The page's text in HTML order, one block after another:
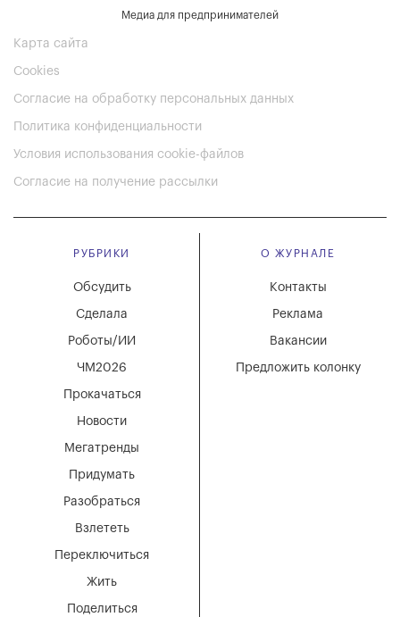
Медиа для предпринимателей
Карта сайта
Cookies
Согласие на обработку персональных данных
Политика конфиденциальности
Условия использования cookie-файлов
Согласие на получение рассылки
РУБРИКИ
Мегатренды
Придумать
Разобраться
Взлететь
Новости
Переключиться
Жить
Поделиться
Обсудить
Сделала
Роботы/ИИ
ЧМ2026
Прокачаться
О ЖУРНАЛЕ
Вакансии
Реклама
Контакты
Предложить колонку